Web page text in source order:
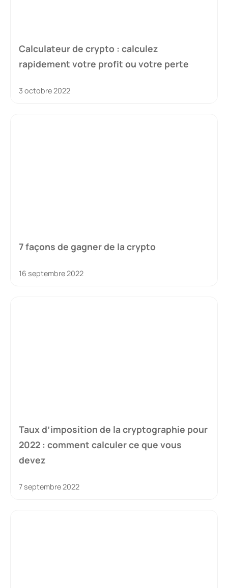
Calculateur de crypto : calculez
rapidement votre profit ou votre perte
3 octobre 2022
7 façons de gagner de la crypto
16 septembre 2022
Taux d’imposition de la cryptographie pour
2022 : comment calculer ce que vous
devez
7 septembre 2022